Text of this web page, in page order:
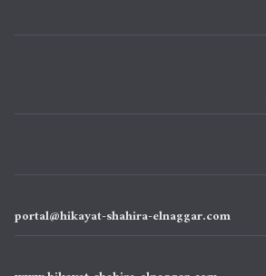
portal@hikayat-shahira-elnaggar.com